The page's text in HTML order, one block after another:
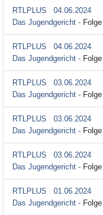
RTLPLUS
04.06.2024
Das Jugendgericht -
RTLPLUS
04.06.2024
Das Jugendgericht -
RTLPLUS
03.06.2024
Das Jugendgericht -
RTLPLUS
03.06.2024
Das Jugendgericht -
RTLPLUS
03.06.2024
Das Jugendgericht -
RTLPLUS
01.06.2024
Das Jugendgericht -